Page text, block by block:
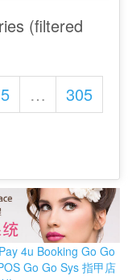
(filtered
5 …
305
4u Booking Go Go
Go Go Sys 指甲店